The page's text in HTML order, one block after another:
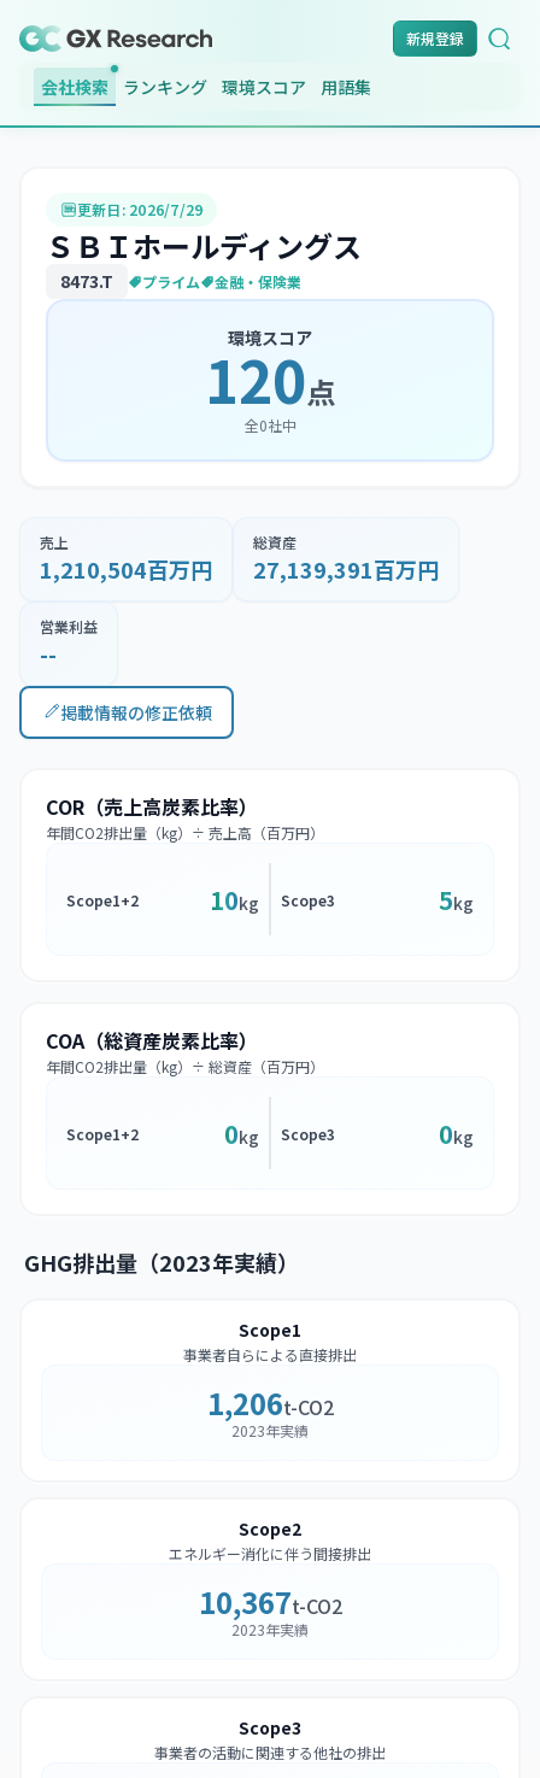
新規登録
会社検索 ランキング 環境スコア 用語集
更新日: 2026/7/29
ＳＢＩホールディングス
8473.T プライム 金融・保険業
環境スコア
120点
全0社中
売上
1,210,504百万円
総資産
27,139,391百万円
営業利益
--
掲載情報の修正依頼
COR（売上高炭素比率）
年間CO2排出量（kg）÷ 売上高（百万円）
Scope1+2 10kg Scope3 5kg
COA（総資産炭素比率）
年間CO2排出量（kg）÷ 総資産（百万円）
Scope1+2 0kg Scope3 0kg
GHG排出量（2023年実績）
Scope1
事業者自らによる直接排出
1,206t-CO2
2023年実績
Scope2
エネルギー消化に伴う間接排出
10,367t-CO2
2023年実績
Scope3
事業者の活動に関連する他社の排出